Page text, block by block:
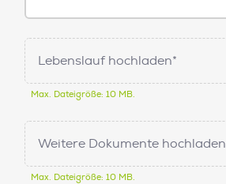
Lebenslauf hochladen*
Max. Dateigröße: 10 MB.
Weitere Dokumente hochladen
Max. Dateigröße: 10 MB.